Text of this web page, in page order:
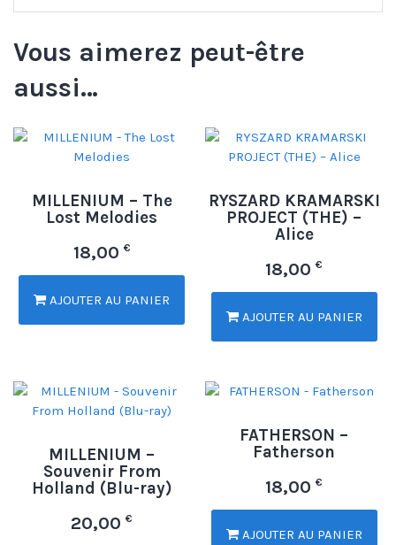
Vous aimerez peut-être
aussi…
MILLENIUM – The
Lost Melodies
18,00 €
AJOUTER AU PANIER
RYSZARD KRAMARSKI
PROJECT (THE) –
Alice
18,00€
AJOUTER AU PANIER
MILLENIUM –
Souvenir From
Holland (Blu-ray)
20,00€
FATHERSON –
Fatherson
18,00€
AJOUTER AU PANIER